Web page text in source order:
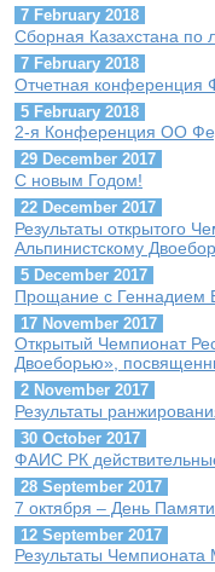
7 February 2018
Сборная Казахстана по
7 February 2018
Отчетная
5 February 2018
2-я Конференция ОО
29 December 2017
С новым Годом!
22 December 2017
Результаты открытого
Альпинистскому
5 December 2017
Прощание с Геннадием
17 November 2017
Открытый Чемпионат
Двоеборью»,
2 November 2017
Результаты
30 October 2017
ФАИС РК
28 September 2017
7 октября – День
12 September 2017
Результаты